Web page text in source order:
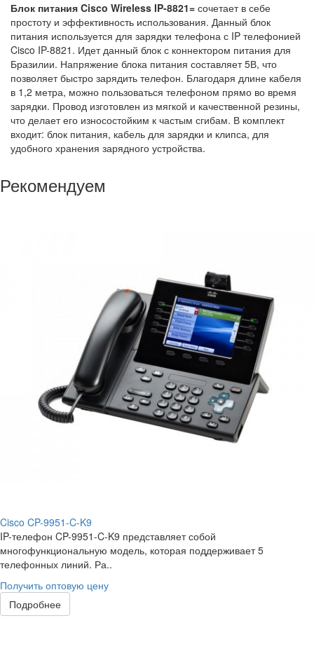
Блок питания Cisco Wireless IP-8821= сочетает в себе
простоту и эффективность использования. Данный блок
питания используется для зарядки телефона с IP телефонией
Cisco IP-8821. Идет данный блок с коннектором питания для
Бразилии. Напряжение блока питания составляет 5В, что
позволяет быстро зарядить телефон. Благодаря длине кабеля
в 1,2 метра, можно пользоваться телефоном прямо во время
зарядки. Провод изготовлен из мягкой и качественной резины,
что делает его износостойким к частым сгибам. В комплект
входит: блок питания, кабель для зарядки и клипса, для
удобного хранения зарядного устройства.
Рекомендуем
Cisco CP-9951-C-K9
IP-телефон CP-9951-C-K9 представляет собой
многофункциональную модель, которая поддерживает 5
телефонных линий. Ра..
Получить оптовую цену
Подробнее